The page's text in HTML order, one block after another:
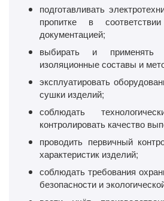
подготавливать
пропитке в
документацией;
выбирать и применять
изоляционные составы и
эксплуатировать
сушки изделий;
соблюдать
контролировать качество
проводить первичный
характеристик изделий;
соблюдать требования
безопасности и